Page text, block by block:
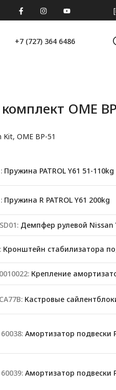
+7 (727) 364 6486
OME
Kit, OME BP-51
Пружина PATROL Y61 51-110kg
Пружина R PATROL Y61 200kg
Демпфер рулевой Nissan
Кронштейн стабилизатора
Крепление
Кастровые сайлентблоки
Амортизатор подвески
Амортизатор подвески